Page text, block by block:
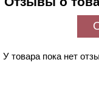
У товара пока нет